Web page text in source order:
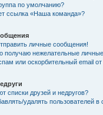
по умолчанию?
ссылка «Наша команда»?
личные сообщения!
получаю нежелательные
или оскорбительный email
списки друзей и недругов?
удалять пользователей